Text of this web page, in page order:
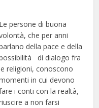
Le persone di buona
che per anni
della pace e della
di dialogo fra
religioni, conoscono
in cui devono
i conti con la realtà,
a non farsi